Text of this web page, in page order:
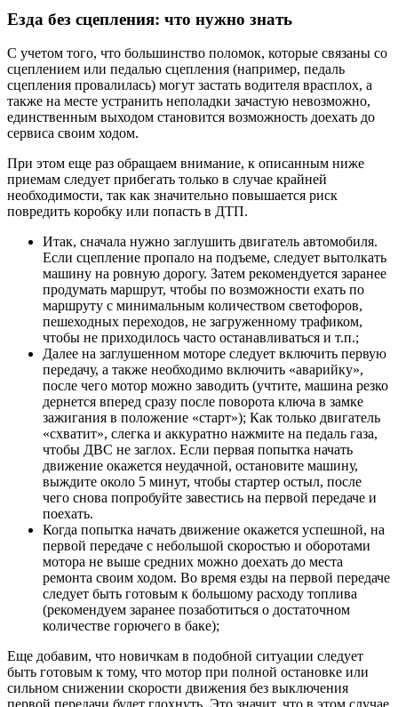
Езда без сцепления: что нужно знать
С учетом того, что большинство поломок, которые связаны со
сцеплением или педалью сцепления (например, педаль
сцепления провалилась) могут застать водителя врасплох, а
также на месте устранить неполадки зачастую невозможно,
единственным выходом становится возможность доехать до
сервиса своим ходом.
При этом еще раз обращаем внимание, к описанным ниже
приемам следует прибегать только в случае крайней
необходимости, так как значительно повышается риск
повредить коробку или попасть в ДТП.
Итак, сначала нужно заглушить двигатель автомобиля.
Если сцепление пропало на подъеме, следует вытолкать
машину на ровную дорогу. Затем рекомендуется заранее
продумать маршрут, чтобы по возможности ехать по
маршруту с минимальным количеством светофоров,
пешеходных переходов, не загруженному трафиком,
чтобы не приходилось часто останавливаться и т.п.;
Далее на заглушенном моторе следует включить первую
передачу, а также необходимо включить «аварийку»,
после чего мотор можно заводить (учтите, машина резко
дернется вперед сразу после поворота ключа в замке
зажигания в положение «старт»); Как только двигатель
«схватит», слегка и аккуратно нажмите на педаль газа,
чтобы ДВС не заглох. Если первая попытка начать
движение окажется неудачной, остановите машину,
выждите около 5 минут, чтобы стартер остыл, после
чего снова попробуйте завестись на первой передаче и
поехать.
Когда попытка начать движение окажется успешной, на
первой передаче с небольшой скоростью и оборотами
мотора не выше средних можно доехать до места
ремонта своим ходом. Во время езды на первой передаче
следует быть готовым к большому расходу топлива
(рекомендуем заранее позаботиться о достаточном
количестве горючего в баке);
Еще добавим, что новичкам в подобной ситуации следует
быть готовым к тому, что мотор при полной остановке или
сильном снижении скорости движения без выключения